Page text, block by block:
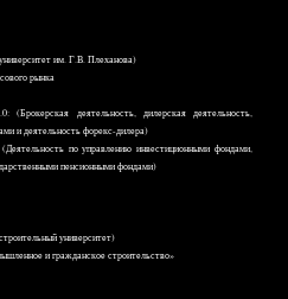
им. Г.В. Плеханова)
рынка
деятельность, дилерская деятельность,
и деятельность форекс-дилера)
по управлению инвестиционными фондами,
пенсионными фондами)
университет)
и гражданское строительство»